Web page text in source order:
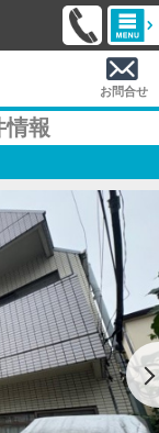
お問合せ
情報